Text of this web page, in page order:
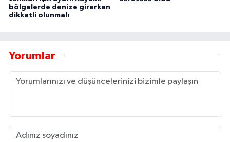
bölgelerde denize girerken
dikkatli olunmalı
Yorumlar